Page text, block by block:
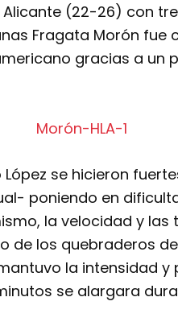
Alicante (22-26) con
Fragata Morón fue
gracias a un
se hicieron
poniendo en
la velocidad y
de los quebraderos
la intensidad y
se alargara